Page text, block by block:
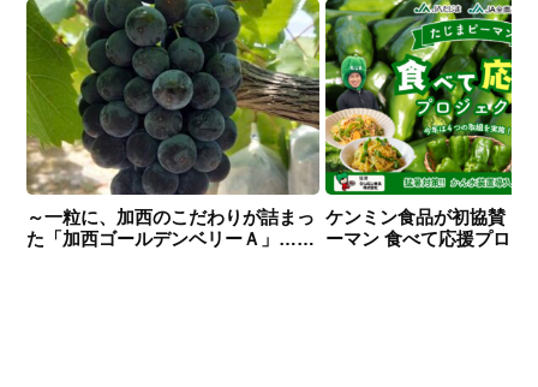
～一粒に、加西のこだわりが詰まっ
た「加西ゴールデンベリーＡ」……
ケンミン食品が初協賛！
ーマン 食べて応援プロ